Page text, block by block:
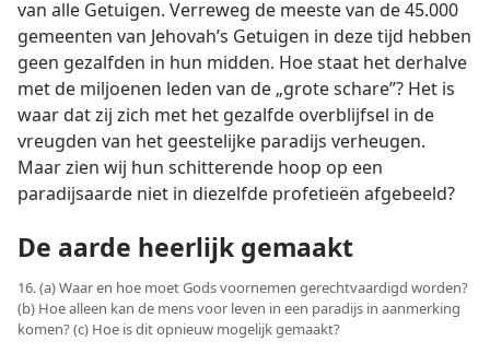
van alle Getuigen. Verreweg de meeste van de 45.000
gemeenten van Jehovah’s Getuigen in deze tijd hebben
geen gezalfden in hun midden. Hoe staat het derhalve
met de miljoenen leden van de „grote schare”? Het is
waar dat zij zich met het gezalfde overblijfsel in de
vreugden van het geestelijke paradijs verheugen.
Maar zien wij hun schitterende hoop op een
paradijsaarde niet in diezelfde profetieën afgebeeld?
De aarde heerlijk gemaakt
16. (a) Waar en hoe moet Gods voornemen gerechtvaardigd worden?
(b) Hoe alleen kan de mens voor leven in een paradijs in aanmerking
komen? (c) Hoe is dit opnieuw mogelijk gemaakt?